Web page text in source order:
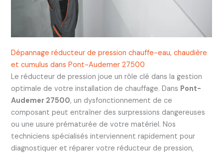
Dépannage réducteur de pression chauffe-eau, chaudière
et cumulus dans Pont-Audemer 27500
Le réducteur de pression joue un rôle clé dans la gestion
optimale de votre installation de chauffage. Dans Pont-
Audemer 27500, un dysfonctionnement de ce
composant peut entraîner des surpressions dangereuses
ou une usure prématurée de votre matériel. Nos
techniciens spécialisés interviennent rapidement pour
diagnostiquer et réparer votre réducteur de pression,